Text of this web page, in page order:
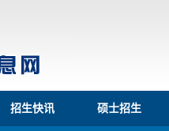
招生快讯 硕士招生